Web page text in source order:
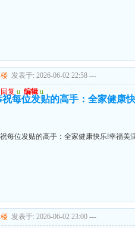
楼 发表于: 2026-06-02 22:58 ---
回复 u 编辑 u
祝每位发贴的高手：全家健康
每位发贴的高手：全家健康快乐!幸福美
楼 发表于: 2026-06-02 23:00 ---